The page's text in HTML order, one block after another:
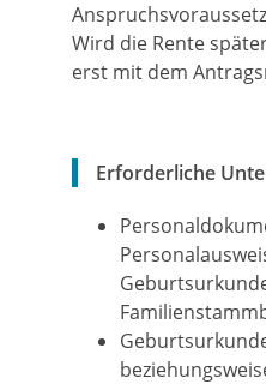
Wird die Rente
erst mit dem
Erforderliche